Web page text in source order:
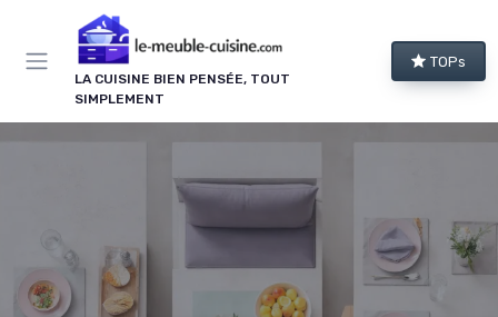
LA CUISINE BIEN PENSÉE, TOUT
SIMPLEMENT
TOPs
Panneau de gestion des cookies